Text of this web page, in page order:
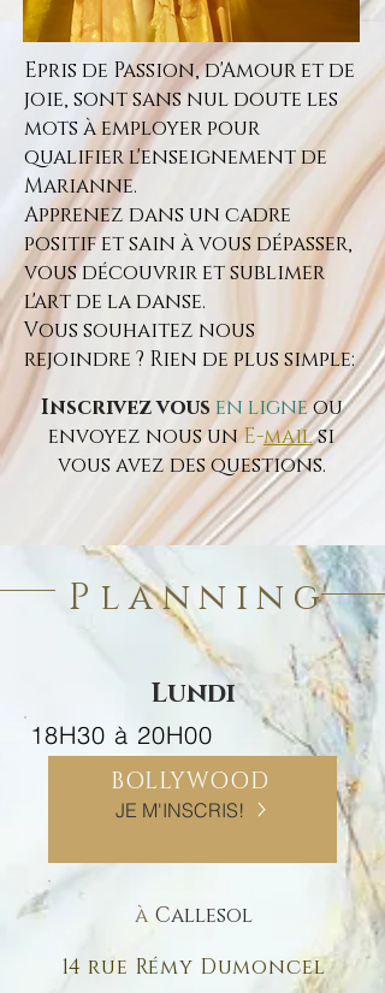
Epris de Passion, d'Amour et de
joie, sont sans nul doute les
mots à employer pour
qualifier l'enseignement de
Marianne.
Apprenez dans un cadre
positif et sain à vous dépasser,
vous découvrir et sublimer
l'art de la danse.
Vous souhaitez nous
rejoindre ? Rien de plus simple:
Inscrivez vous en ligneou
envoyez nous un E-mailsi
vous avez des questions.
Planning
Lundi
18H30 à 20H00
JE M'INSCRIS!
BOLLYWOOD
à Callesol
14 rue Rémy Dumoncel